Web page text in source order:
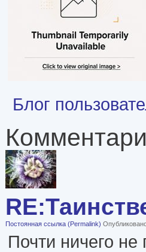
Блог
Постоянная ссылка (Permalink)
Почти ничего